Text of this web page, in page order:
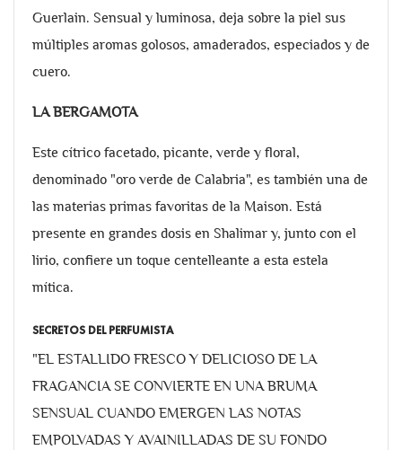
Guerlain. Sensual y luminosa, deja sobre la piel sus
múltiples aromas golosos, amaderados, especiados y de
cuero.
LA BERGAMOTA
Este cítrico facetado, picante, verde y floral,
denominado "oro verde de Calabria", es también una de
las materias primas favoritas de la Maison. Está
presente en grandes dosis en Shalimar y, junto con el
lirio, confiere un toque centelleante a esta estela
mítica.
SECRETOS DEL PERFUMISTA
"EL ESTALLIDO FRESCO Y DELICIOSO DE LA
FRAGANCIA SE CONVIERTE EN UNA BRUMA
SENSUAL CUANDO EMERGEN LAS NOTAS
EMPOLVADAS Y AVAINILLADAS DE SU FONDO